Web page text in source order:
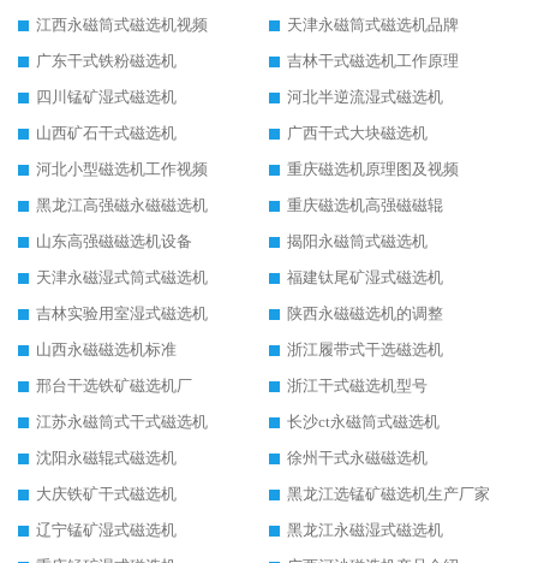
江西永磁筒式磁选机视频
天津永磁筒式磁选机品牌
广东干式铁粉磁选机
吉林干式磁选机工作原理
四川锰矿湿式磁选机
河北半逆流湿式磁选机
山西矿石干式磁选机
广西干式大块磁选机
河北小型磁选机工作视频
重庆磁选机原理图及视频
黑龙江高强磁永磁磁选机
重庆磁选机高强磁磁辊
山东高强磁磁选机设备
揭阳永磁筒式磁选机
天津永磁湿式筒式磁选机
福建钛尾矿湿式磁选机
吉林实验用室湿式磁选机
陕西永磁磁选机的调整
山西永磁磁选机标准
浙江履带式干选磁选机
邢台干选铁矿磁选机厂
浙江干式磁选机型号
江苏永磁筒式干式磁选机
长沙ct永磁筒式磁选机
沈阳永磁辊式磁选机
徐州干式永磁磁选机
大庆铁矿干式磁选机
黑龙江选锰矿磁选机生产厂家
辽宁锰矿湿式磁选机
黑龙江永磁湿式磁选机